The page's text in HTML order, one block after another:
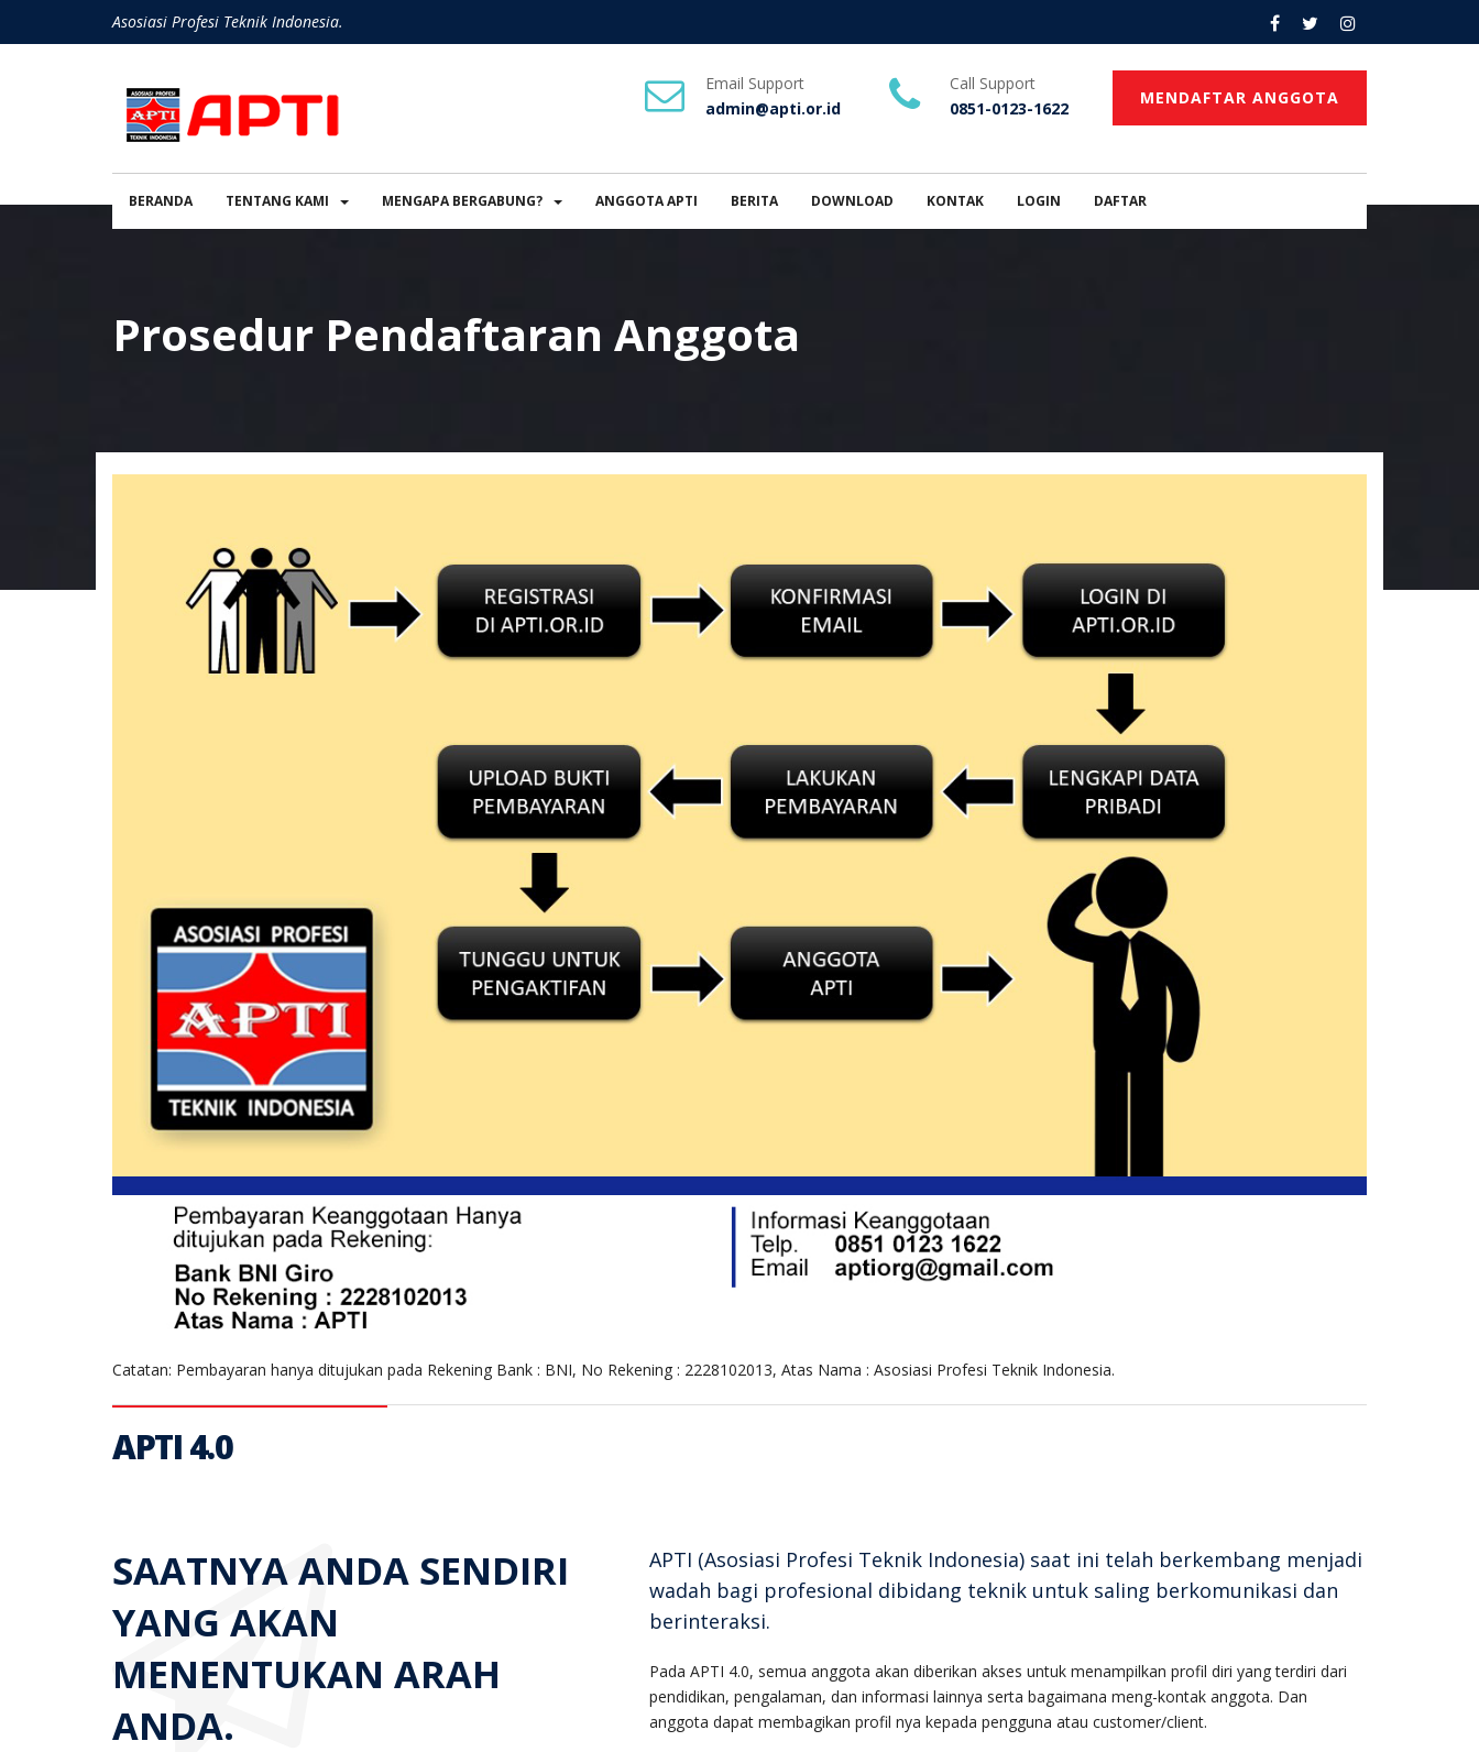
Asosiasi Profesi Teknik Indonesia.
Email Support
admin@apti.or.id
Call Support
0851-0123-1622
MENDAFTAR ANGGOTA
BERANDA TENTANG KAMI MENGAPA BERGABUNG? ANGGOTA APTI BERITA DOWNLOAD KONTAK LOGIN DAFTAR
Prosedur Pendaftaran Anggota
Catatan: Pembayaran hanya ditujukan pada Rekening Bank : BNI, No Rekening : 2228102013, Atas Nama : Asosiasi Profesi Teknik Indonesia.
APTI 4.0
SAATNYA ANDA SENDIRI
YANG AKAN
MENENTUKAN ARAH
ANDA.
APTI (Asosiasi Profesi Teknik Indonesia) saat ini telah berkembang menjadi
wadah bagi profesional dibidang teknik untuk saling berkomunikasi dan
berinteraksi.
Pada APTI 4.0, semua anggota akan diberikan akses untuk menampilkan profil diri yang terdiri dari
pendidikan, pengalaman, dan informasi lainnya serta bagaimana meng-kontak anggota. Dan
anggota dapat membagikan profil nya kepada pengguna atau customer/client.